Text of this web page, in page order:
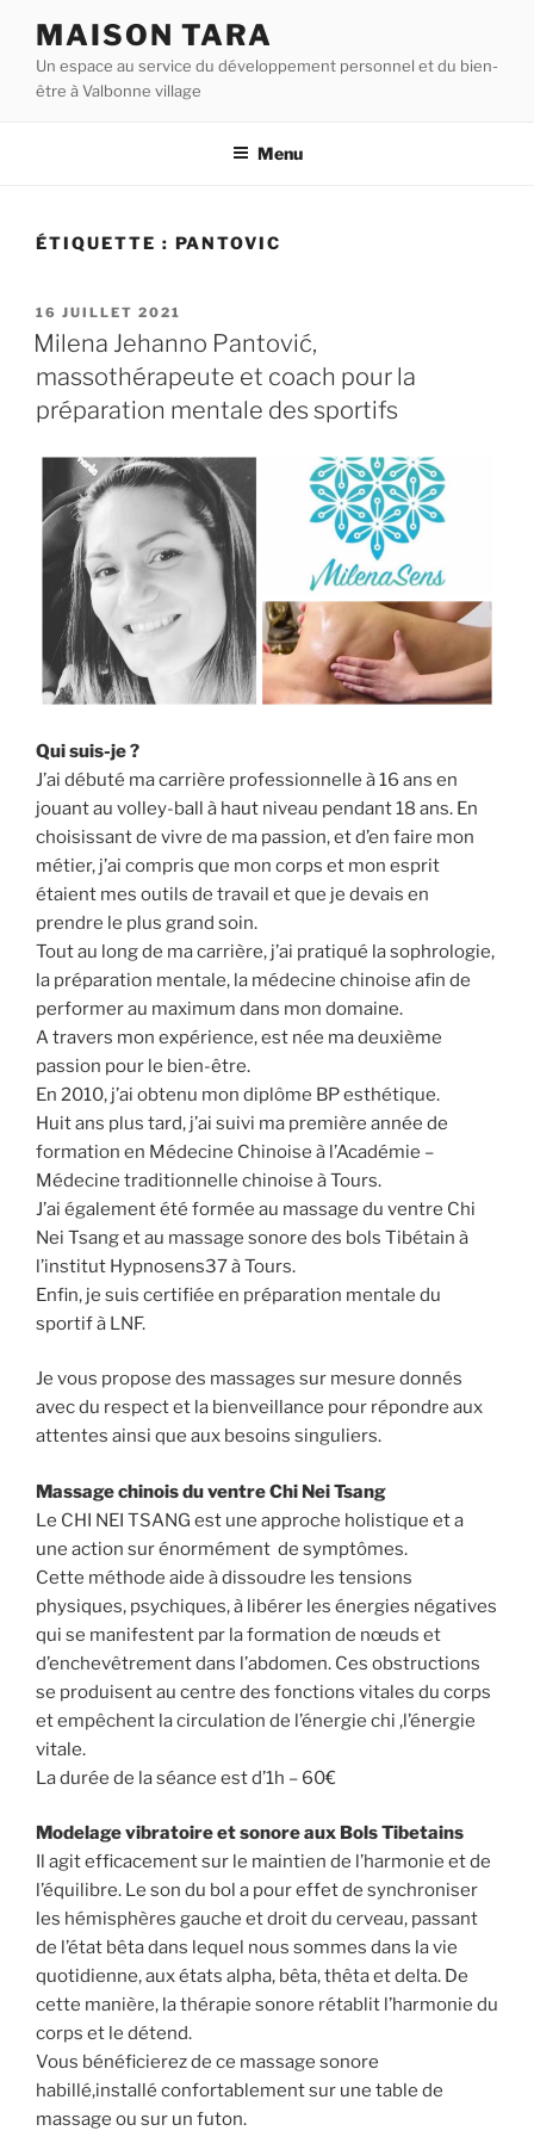
contenu
principal
MAISON TARA
Un espace au service du développement personnel et du bien-
être à Valbonne village
Menu
ÉTIQUETTE : PANTOVIC
PUBLIÉ
LE
16 JUILLET 2021
Milena Jehanno Pantović,
massothérapeute et coach pour la
préparation mentale des sportifs
Qui suis-je ?
J’ai débuté ma carrière professionnelle à 16 ans en
jouant au volley-ball à haut niveau pendant 18 ans. En
choisissant de vivre de ma passion, et d’en faire mon
métier, j’ai compris que mon corps et mon esprit
étaient mes outils de travail et que je devais en
prendre le plus grand soin.
Tout au long de ma carrière, j’ai pratiqué la sophrologie,
la préparation mentale, la médecine chinoise afin de
performer au maximum dans mon domaine.
A travers mon expérience, est née ma deuxième
passion pour le bien-être.
En 2010, j’ai obtenu mon diplôme BP esthétique.
Huit ans plus tard, j’ai suivi ma première année de
formation en Médecine Chinoise à l’Académie –
Médecine traditionnelle chinoise à Tours.
J’ai également été formée au massage du ventre Chi
Nei Tsang et au massage sonore des bols Tibétain à
l’institut Hypnosens37 à Tours.
Enfin, je suis certifiée en préparation mentale du
sportif à LNF.
Je vous propose des massages sur mesure donnés
avec du respect et la bienveillance pour répondre aux
attentes ainsi que aux besoins singuliers.
Massage chinois du ventre Chi Nei Tsang
Le CHI NEI TSANG est une approche holistique et a
une action sur énormément de symptômes.
Cette méthode aide à dissoudre les tensions
physiques, psychiques, à libérer les énergies négatives
qui se manifestent par la formation de nœuds et
d’enchevêtrement dans l’abdomen. Ces obstructions
se produisent au centre des fonctions vitales du corps
et empêchent la circulation de l’énergie chi ,l’énergie
vitale.
La durée de la séance est d’1h – 60€
Modelage vibratoire et sonore aux Bols Tibetains
Il agit efficacement sur le maintien de l’harmonie et de
l’équilibre. Le son du bol a pour effet de synchroniser
les hémisphères gauche et droit du cerveau, passant
de l’état bêta dans lequel nous sommes dans la vie
quotidienne, aux états alpha, bêta, thêta et delta. De
cette manière, la thérapie sonore rétablit l’harmonie du
corps et le détend.
Vous bénéficierez de ce massage sonore
habillé,installé confortablement sur une table de
massage ou sur un futon.